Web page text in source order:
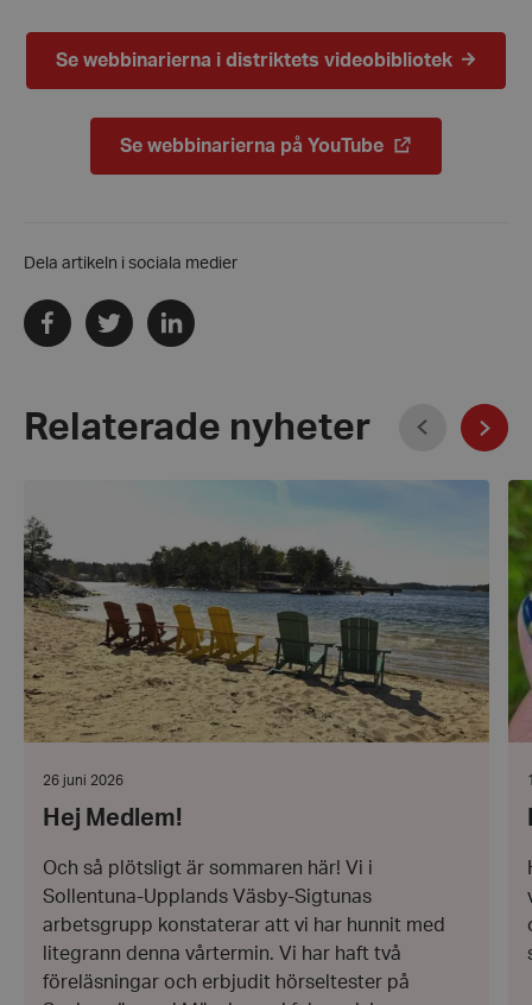
Se webbinarierna i distriktets videobibliotek
Se webbinarierna på YouTube
Dela artikeln i sociala medier
Dela
via
facebook
Dela
via
twitter
Dela
via
linkedin
Relaterade nyheterFöregående
Datum:
juni
26 juni 2026
Hej Medlem!
Och så plötsligt är sommaren här! Vi i
Sollentuna-Upplands Väsby-Sigtunas
arbetsgrupp konstaterar att vi har hunnit med
litegrann denna vårtermin. Vi har haft två
föreläsningar och erbjudit hörseltester på
Ha
en
fin